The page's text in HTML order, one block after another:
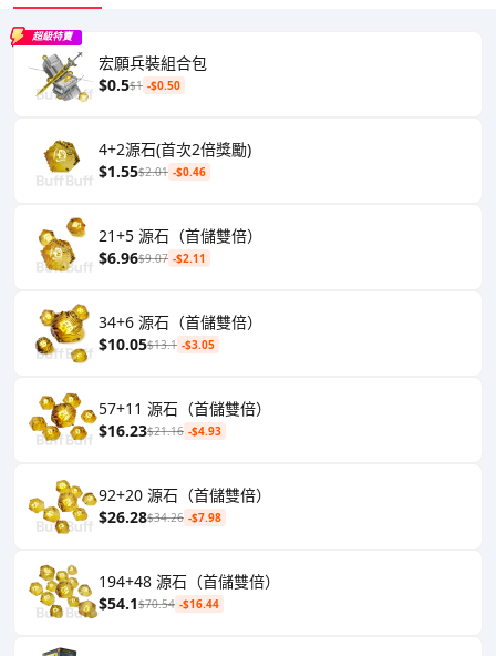
宏願兵裝組合包
$0.5$1 -$0.50
超級特賣
4+2源石(首次2倍獎勵)
$1.55$2.01 -$0.46
21+5 源石（首儲雙倍）
$6.96$9.07 -$2.11
34+6 源石（首儲雙倍）
$10.05$13.1 -$3.05
57+11 源石（首儲雙倍）
$16.23$21.16 -$4.93
92+20 源石（首儲雙倍）
$26.28$34.26 -$7.98
194+48 源石（首儲雙倍）
$54.1$70.54 -$16.44